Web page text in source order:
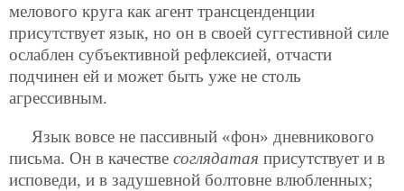
мелового круга как агент трансценденции
присутствует язык, но он в своей суггестивной силе
ослаблен субъективной рефлексией, отчасти
подчинен ей и может быть уже не столь
агрессивным.
Язык вовсе не пассивный «фон» дневникового
письма. Он в качестве соглядатая присутствует и в
исповеди, и в задушевной болтовне влюбленных;